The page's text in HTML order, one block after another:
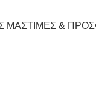
ΜΑΣΤΙΜΕΣ &